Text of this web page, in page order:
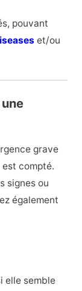
pouvant
et/ou
grave
compté.
signes ou
également
elle semble